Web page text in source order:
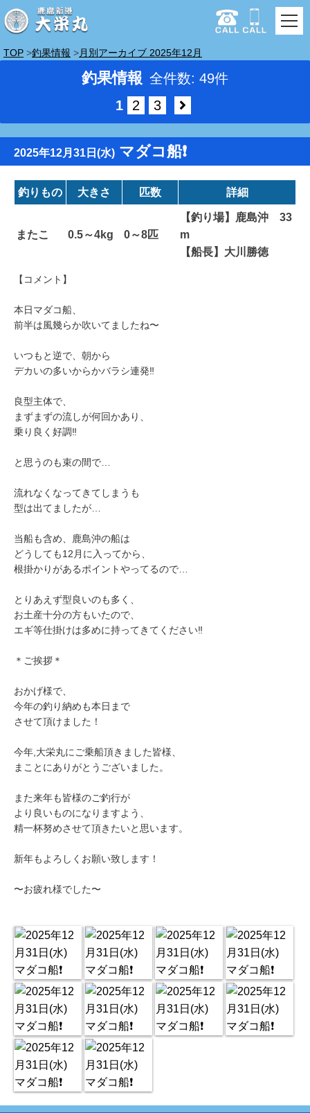
TOP 釣果情報 月別アーカイブ 2025年12月
釣果情報 全件数: 49件
1
2 3
2025年12月31日(水) マダコ船❗️
釣りもの 大きさ 匹数 詳細
またこ 0.5～4kg 0～8匹
【釣り場】鹿島沖 33
m
【船長】大川勝徳
【コメント】
本日マダコ船、
前半は風幾らか吹いてましたね〜
いつもと逆で、朝から
デカいの多いからかバラシ連発‼️
良型主体で、
まずまずの流しが何回かあり、
乗り良く好調‼️
と思うのも束の間で…
流れなくなってきてしまうも
型は出てましたが…
当船も含め、鹿島沖の船は
どうしても12月に入ってから、
根掛かりがあるポイントやってるので…
とりあえず型良いのも多く、
お土産十分の方もいたので、
エギ等仕掛けは多めに持ってきてください‼️
＊ご挨拶＊
おかげ様で、
今年の釣り納めも本日まで
させて頂けました！
今年,大栄丸にご乗船頂きました皆様、
まことにありがとうございました。
また来年も皆様のご釣行が
より良いものになりますよう、
精一杯努めさせて頂きたいと思います。
新年もよろしくお願い致します！
〜お疲れ様でした〜